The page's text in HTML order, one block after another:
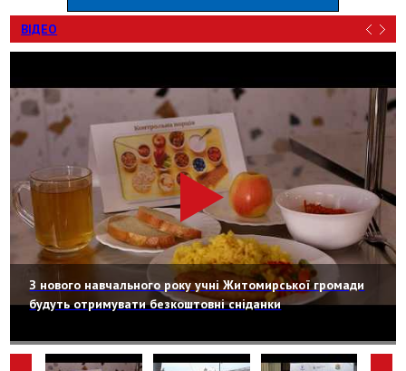
ВІДЕО
З нового навчального року учні Житомирської громади
будуть отримувати безкоштовні сніданки